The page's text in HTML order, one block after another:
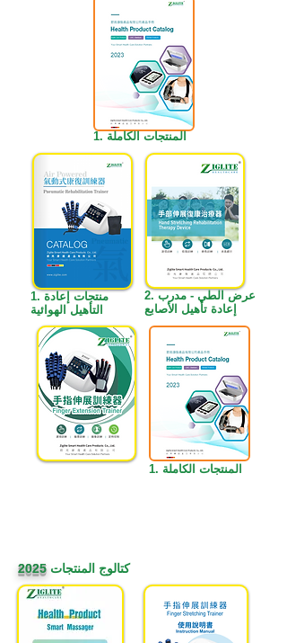
1. المنتجات الكاملة
1. منتجات إعادة
التأهيل الهوائية
2. عرض الطي - مدرب
إعادة تأهيل الأصابع
1. المنتجات الكاملة
كتالوج المنتجات2025